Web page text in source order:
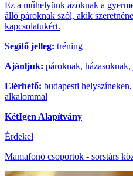
Ez a műhelyünk azoknak a
álló pároknak szól, akik
kapcsolatukért.
Segítő jelleg: tréning
Ajánljuk: pároknak,
Elérhető: budapesti
alkalommal
KétIgen Alapítvány
Érdekel
Mamafonó csoportok - sorstárs